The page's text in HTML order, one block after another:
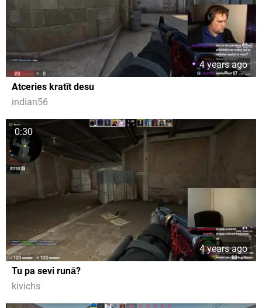
4 years ago
Atceries kratīt desu
indian56
0:30
4 years ago
Tu pa sevi runā?
kivichs